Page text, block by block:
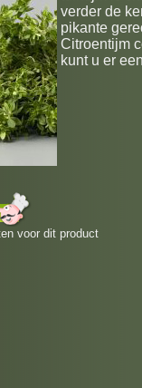
verder de
pikante
Citroentijm
kunt u er
voor dit product